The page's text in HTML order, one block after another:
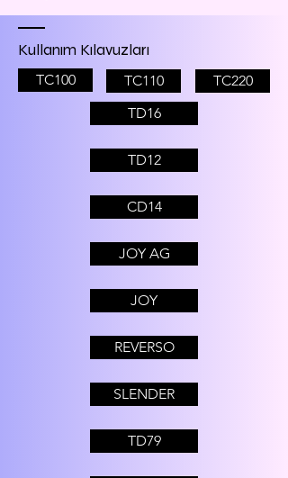
Kullanım Kılavuzları
TC100 TC110
TC220
TD16
TD12
CD14
JOY AG
JOY
REVERSO
SLENDER
TD79